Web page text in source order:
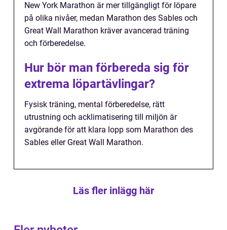
New York Marathon är mer tillgängligt för löpare
på olika nivåer, medan Marathon des Sables och
Great Wall Marathon kräver avancerad träning
och förberedelse.
Hur bör man förbereda sig för
extrema löpartävlingar?
Fysisk träning, mental förberedelse, rätt
utrustning och acklimatisering till miljön är
avgörande för att klara lopp som Marathon des
Sables eller Great Wall Marathon.
Läs fler inlägg här